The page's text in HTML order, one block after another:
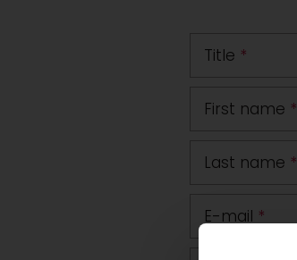
Title *
First name *
Last name *
E-mail *